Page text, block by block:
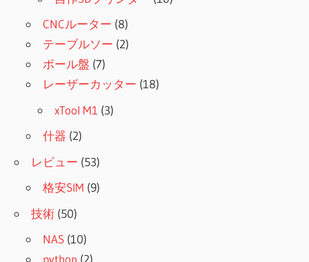
CNCルーター (8)
テーブルソー (2)
ボール盤 (7)
レーザーカッター (18)
xTool M1 (3)
什器 (2)
レビュー (53)
格安SIM (9)
技術 (50)
NAS (10)
python (2)